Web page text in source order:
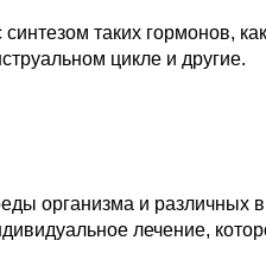
таких гормонов,
цикле и другие.
организма и различных
лечение,